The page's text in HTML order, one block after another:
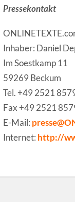
Pressekontakt
Inhaber: Daniel
Im Soestkamp 11
59269 Beckum
Tel. +49 2521
Fax +49 2521
E-Mail:
Internet: http://